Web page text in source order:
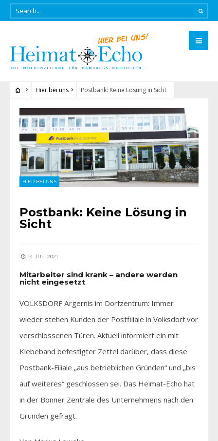
Hier bei uns Postbank: Keine Lösung in Sicht
HIER BEI UNS
Postbank: Keine Lösung in
Sicht
14. JULI 2021
Mitarbeiter sind krank – andere werden
nicht eingesetzt
VOLKSDORF Ärgernis im Dorfzentrum: Immer
wieder stehen Kunden der Postfiliale in Volksdorf vor
verschlossenen Türen. Aktuell informiert ein mit
Klebeband befestigter Zettel darüber, dass diese
Postbank-Filiale „aus betrieblichen Gründen“ und „bis
auf weiteres“ geschlossen sei. Das Heimat-Echo hat
in der Bonner Zentrale des Unternehmens nach den
Gründen gefragt.